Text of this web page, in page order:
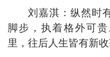
刘嘉淇：纵然时
脚步，执着格外可
里，往后人生皆有新收